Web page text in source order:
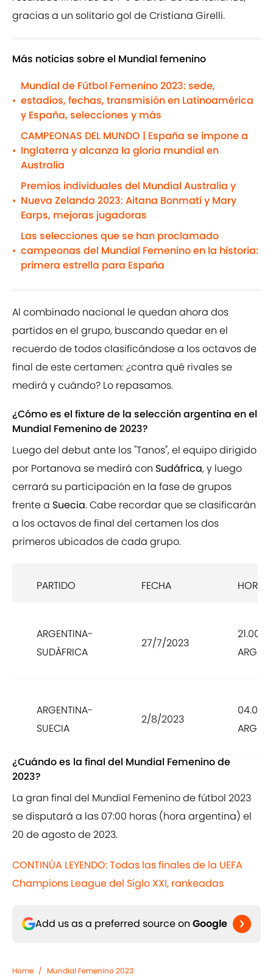
gracias a un solitario gol de Cristiana Girelli.
Más noticias sobre el Mundial femenino
•
Mundial de Fútbol Femenino 2023: sede,
estadios, fechas, transmisión en Latinoamérica
y España, selecciones y más
•
CAMPEONAS DEL MUNDO | España se impone a
Inglaterra y alcanza la gloria mundial en
Australia
•
Premios individuales del Mundial Australia y
Nueva Zelanda 2023: Aitana Bonmatí y Mary
Earps, mejoras jugadoras
•
Las selecciones que se han proclamado
campeonas del Mundial Femenino en la historia:
primera estrella para España
Al combinado nacional le quedan ahora dos
partidos en el grupo, buscando quedar en el
recuerdo de todos clasificándose a los octavos de
final de este certamen: ¿contra qué rivales se
medirá y cuándo? Lo repasamos.
¿Cómo es el fixture de la selección argentina en el
Mundial Femenino de 2023?
Luego del debut ante los "Tanos", el equipo dirigido
por Portanova se medirá con Sudáfrica, y luego
cerrará su participación en la fase de grupos
frente a Suecia. Cabe recordar que se clasificarán
a los octavos de final del certamen los dos
primeros ubicados de cada grupo.
PARTIDO FECHA
ARGENTINA-
SUDÁFRICA
27/7/2023
21.00
ARG
ARGENTINA-
SUECIA
2/8/2023
04.00
ARG
¿Cuándo es la final del Mundial Femenino de
2023?
La gran final del Mundial Femenino de fútbol 2023
se disputará a las 07:00 horas (hora argentina) el
20 de agosto de 2023.
CONTINÚA LEYENDO: Todas las finales de la UEFA
Champions League del Siglo XXI, rankeadas
Add us as a preferred source on Google
Home / Mundial Femenino 2023